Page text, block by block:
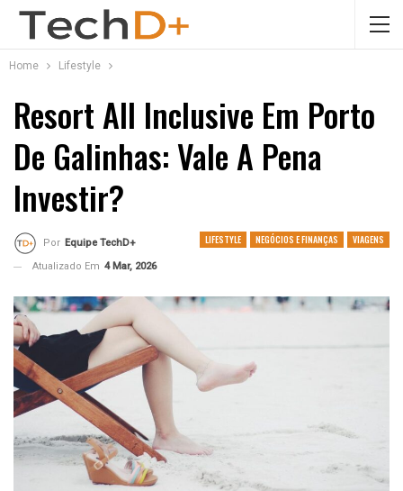
Home Lifestyle
Resort All Inclusive Em Porto
De Galinhas: Vale A Pena
Investir?
LIFESTYLE NEGÓCIOS E FINANÇAS VIAGENS
Por Equipe TechD+
Atualizado Em 4 Mar, 2026